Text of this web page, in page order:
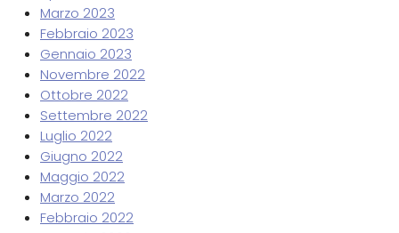
Marzo 2023
Febbraio 2023
Gennaio 2023
Novembre 2022
Ottobre 2022
Settembre 2022
Luglio 2022
Giugno 2022
Maggio 2022
Marzo 2022
Febbraio 2022